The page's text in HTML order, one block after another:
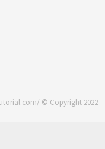
© Copyright 2022